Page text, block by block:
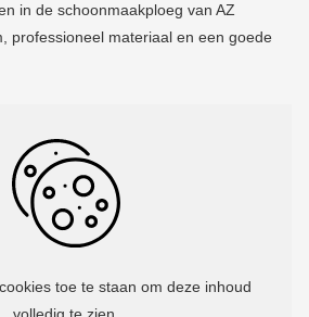
in de schoonmaakploeg van AZ
professioneel materiaal en een goede